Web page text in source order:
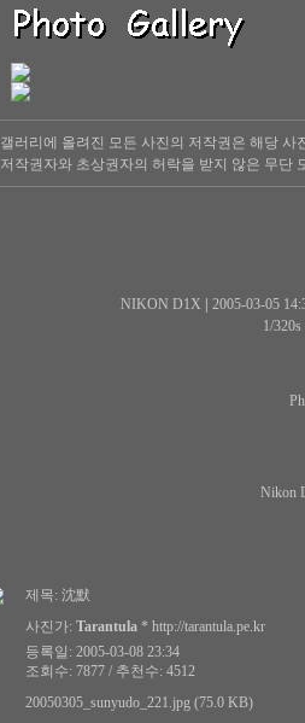
갤러리에 올려진 모든 사진의 저작권은 해당
저작권자와 초상권자의 허락을 받지 않은 무단
NIKON D1X
2005-03-05
1/320s
Nikon
제목: 沈默
사진가: Tarantula * http://tarantula.pe.kr
등록일: 2005-03-08 23:34
조회수: 7877 / 추천수: 4512
20050305_sunyudo_221.jpg (75.0 KB)